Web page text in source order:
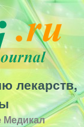
лекарств,
Медикал